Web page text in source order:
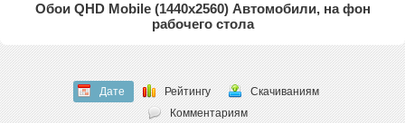
Обои QHD Mobile (1440x2560) Автомобили, на фон
рабочего стола
Дате Рейтингу
Скачиваниям
Комментариям